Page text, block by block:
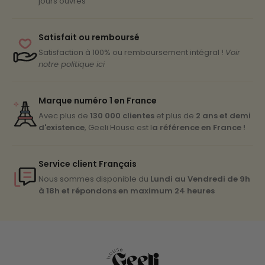
ongulaire et préparez-vous à vivre une expérience
Nous nous efforçons de traiter et d'expédier
toutes les commandes dans les plus brefs délais.
varier en fonction des conditions locales de
livraison et des procédures douanières. Pour toute
question concernant l'expédition ou pour suivre
Satisfait ou remboursé
Satisfaction à 100% ou remboursement intégral ! Voir
notre politique ici
Marque numéro 1 en France
Avec plus de 130 000 clientes et plus de 2 ans et demi
d'existence, Geeli House est la référence en France !
Service client Français
Nous sommes disponible du Lundi au Vendredi de 9h
à 18h et répondons en maximum 24 heures